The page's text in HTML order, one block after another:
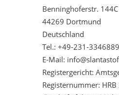
Benninghoferstr. 144C
44269 Dortmund
Deutschland
Tel.: +49-231-3346889
E-Mail:
Registergericht:
Registernummer: